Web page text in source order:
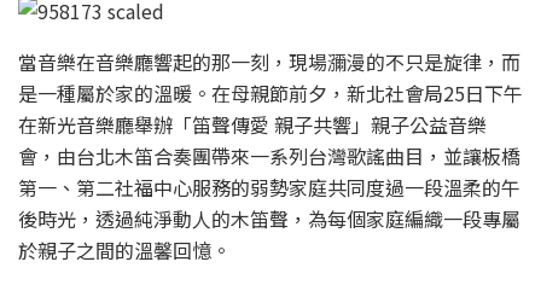
當音樂在音樂廳響起的那一刻，現場瀰漫的不只是旋律，而
是一種屬於家的溫暖。在母親節前夕，新北社會局25日下午
在新光音樂廳舉辦「笛聲傳愛 親子共響」親子公益音樂
會，由台北木笛合奏團帶來一系列台灣歌謠曲目，並讓板橋
第一、第二社福中心服務的弱勢家庭共同度過一段溫柔的午
後時光，透過純淨動人的木笛聲，為每個家庭編織一段專屬
於親子之間的溫馨回憶。